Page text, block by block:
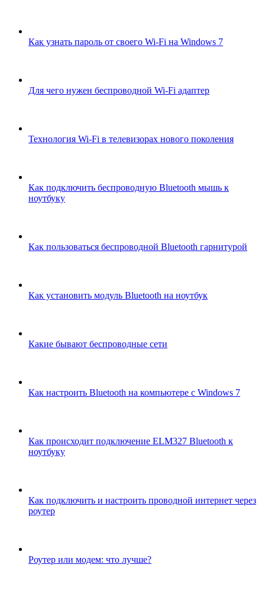
Как узнать пароль от своего Wi-Fi на Windows 7
Для чего нужен беспроводной Wi-Fi адаптер
Технология Wi-Fi в телевизорах нового поколения
Как подключить беспроводную Bluetooth мышь к
ноутбуку
Как пользоваться беспроводной Bluetooth гарнитурой
Как установить модуль Bluetooth на ноутбук
Какие бывают беспроводные сети
Как настроить Bluetooth на компьютере с Windows 7
Как происходит подключение ELM327 Bluetooth к
ноутбуку
Как подключить и настроить проводной интернет через
роутер
Роутер или модем: что лучше?